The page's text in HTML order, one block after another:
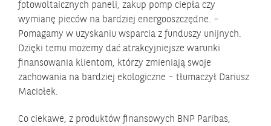
fotowoltaicznych paneli, zakup pomp ciepła czy
wymianę pieców na bardziej energooszczędne. –
Pomagamy w uzyskaniu wsparcia z funduszy unijnych.
Dzięki temu możemy dać atrakcyjniejsze warunki
finansowania klientom, którzy zmieniają swoje
zachowania na bardziej ekologiczne – tłumaczył Dariusz
Maciołek.
Co ciekawe, z produktów finansowych BNP Paribas,